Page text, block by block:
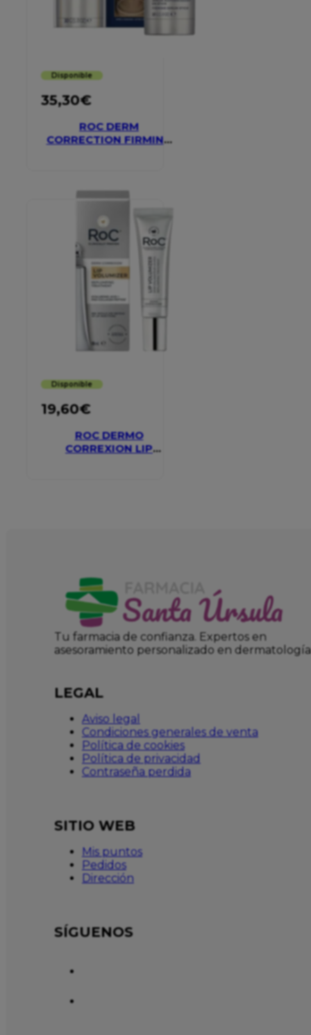
Disponible
35,30€
ROC DERM
CORRECTION FIRMING
Disponible
19,60€
ROC DERMO
CORREXION LIP
Tu farmacia de confianza. Expertos en
asesoramiento personalizado en dermatología
LEGAL
Aviso legal
Condiciones generales de venta
Política de cookies
Política de privacidad
Contraseña perdida
SITIO WEB
Mis puntos
Pedidos
Dirección
SÍGUENOS